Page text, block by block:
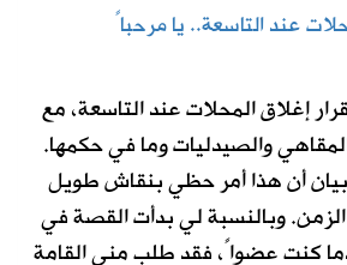
عند التاسعة.. يا مرحباً
إغلاق المحلات عند التاسعة، مع
والصيدليات وما في حكمها.
أن هذا أمر حظي بنقاش طويل
وبالنسبة لي بدأت القصة في
كنت عضواً، فقد طلب مني القامة